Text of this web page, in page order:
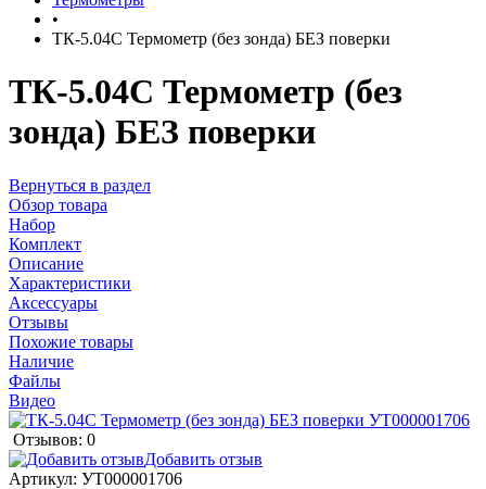
•
ТК-5.04С Термометр (без зонда) БЕЗ поверки
ТК-5.04С Термометр (без
зонда) БЕЗ поверки
Вернуться в раздел
Обзор товара
Набор
Комплект
Описание
Характеристики
Аксессуары
Отзывы
Похожие товары
Наличие
Файлы
Видео
Отзывов: 0
Добавить отзыв
Артикул: УТ000001706